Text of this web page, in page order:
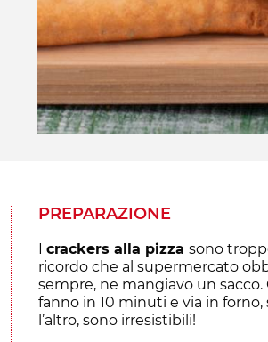
PREPARAZIONE
I crackers alla pizza sono
ricordo che al supermercato
sempre, ne mangiavo un sacco.
fanno in 10 minuti e via in
l’altro, sono irresistibili!